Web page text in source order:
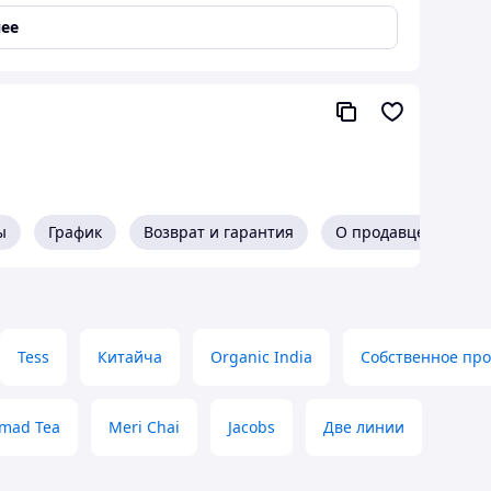
– это премиальный напиток, созданный на
бергамота. Упаковка выполнена в виде
График Возврат и гарантия О продавце
Tess Китайча Organic India Собственное
Tea Meri Chai Jacobs Две линии